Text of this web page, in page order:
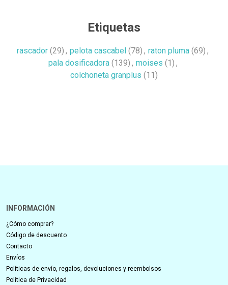
Etiquetas
rascador (29) , pelota cascabel (78) , raton pluma (69) ,
pala dosificadora (139) , moises (1) ,
colchoneta granplus (11)
INFORMACIÓN
¿Cómo comprar?
Código de descuento
Contacto
Envíos
Políticas de envío, regalos, devoluciones y reembolsos
Política de Privacidad